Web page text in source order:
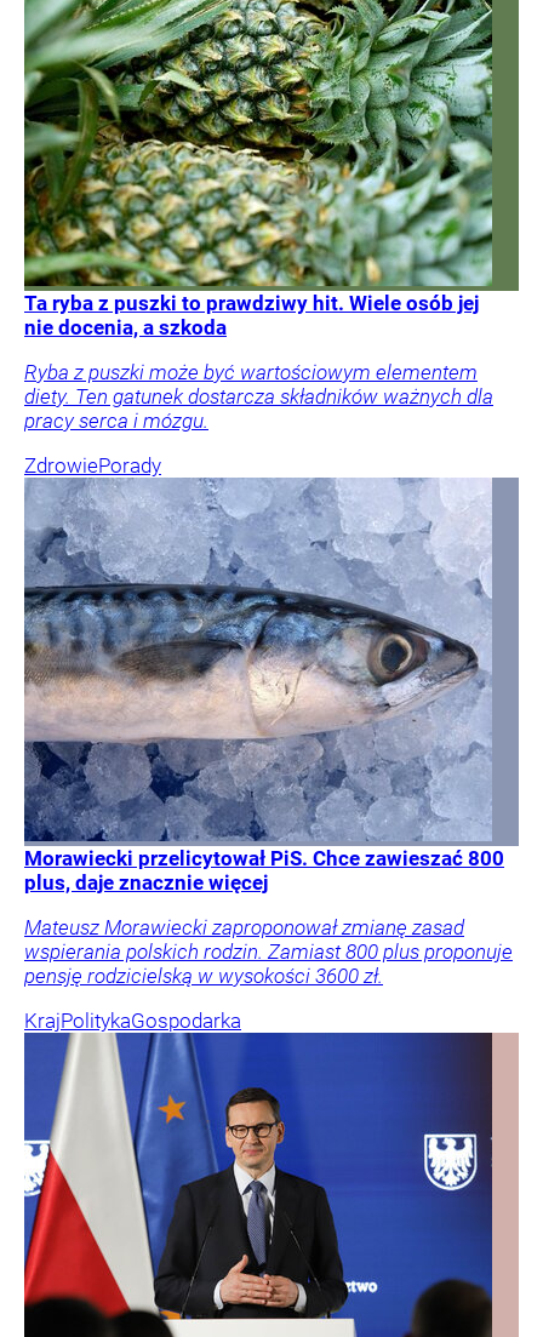
Ta ryba z puszki to prawdziwy hit. Wiele osób jej
nie docenia, a szkoda
Ryba z puszki może być wartościowym elementem
diety. Ten gatunek dostarcza składników ważnych dla
pracy serca i mózgu.
ZdrowiePorady
Morawiecki przelicytował PiS. Chce zawieszać 800
plus, daje znacznie więcej
Mateusz Morawiecki zaproponował zmianę zasad
wspierania polskich rodzin. Zamiast 800 plus proponuje
pensję rodzicielską w wysokości 3600 zł.
KrajPolitykaGospodarka